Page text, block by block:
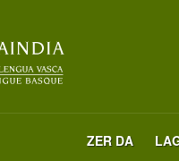
ZER DA